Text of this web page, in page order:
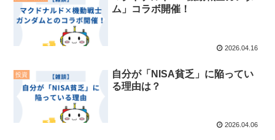
ム」コラボ開催！
2026.04.16
投資
自分が「NISA貧乏」に陥ってい
る理由は？
2026.04.06